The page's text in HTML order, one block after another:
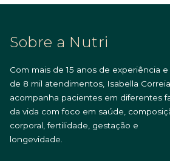
Sobre a Nutri
Com mais de 15 anos de experiência e
de 8 mil atendimentos, Isabella Correia
acompanha pacientes em diferentes
da vida com foco em saúde,
corporal, fertilidade, gestação e
longevidade.